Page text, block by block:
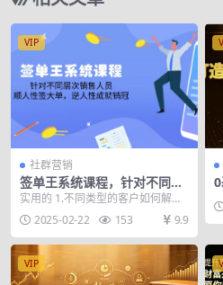
VIP
社群营销
签单王系统课程，针对不同层
次销售人员，顺人性签大单，
逆人性成就销冠
实用的 1.不同类型的客户如何解决
2.如何正确回答客户的问题 3.如何
正确判断...
2025-02-22 153 9.9
VIP